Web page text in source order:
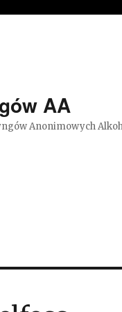
AA
Anonimowych